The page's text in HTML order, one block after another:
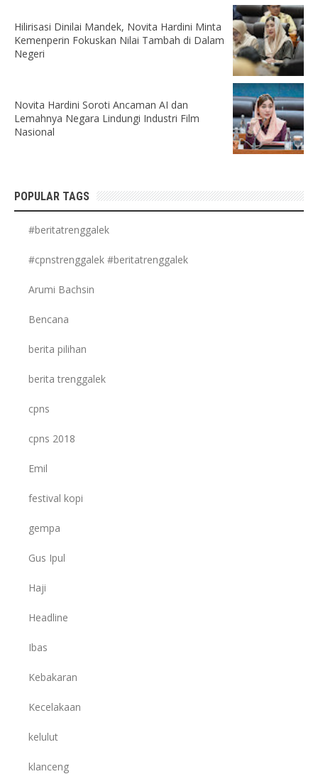
Hilirisasi Dinilai Mandek, Novita Hardini Minta
Kemenperin Fokuskan Nilai Tambah di Dalam
Negeri
Novita Hardini Soroti Ancaman AI dan
Lemahnya Negara Lindungi Industri Film
Nasional
POPULAR TAGS
#beritatrenggalek
#cpnstrenggalek #beritatrenggalek
Arumi Bachsin
Bencana
berita pilihan
berita trenggalek
cpns
cpns 2018
Emil
festival kopi
gempa
Gus Ipul
Haji
Headline
Ibas
Kebakaran
Kecelakaan
kelulut
klanceng